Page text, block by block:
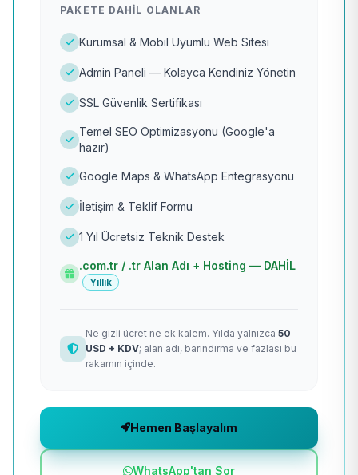
PAKETE DAHIL OLANLAR
Kurumsal & Mobil Uyumlu Web Sitesi
Admin Paneli — Kolayca Kendiniz Yönetin
SSL Güvenlik Sertifikası
Temel SEO Optimizasyonu (Google'a
hazır)
Google Maps & WhatsApp Entegrasyonu
İletişim & Teklif Formu
1 Yıl Ücretsiz Teknik Destek
.com.tr / .tr Alan Adı + Hosting — DAHİL
Yıllık
Ne gizli ücret ne ek kalem. Yılda yalnızca 50
USD + KDV; alan adı, barındırma ve fazlası bu
rakamın içinde.
Hemen Başlayalım
WhatsApp'tan Sor